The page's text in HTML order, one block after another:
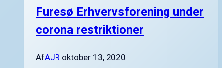
Furesø Erhvervsforening under
corona restriktioner
AfAJR oktober 13, 2020